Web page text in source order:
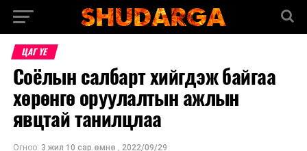
ЦАГ ҮЕ
Соёлын салбарт хийгдэж байгаа
хөрөнгө оруулалтын ажлын
явцтай танилцлаа
Огноо: 3 жил 10 сар.өмнө , 2022/09/29